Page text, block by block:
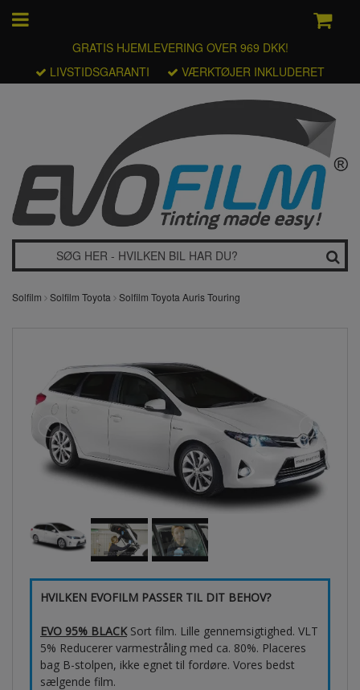
GRATIS HJEMLEVERING OVER 969 DKK!
LIVSTIDSGARANTI
VÆRKTØJER INKLUDERET
Solfilm Solfilm Toyota Solfilm Toyota Auris Touring
HVILKEN EVOFILM PASSER TIL DIT BEHOV?
EVO 95% BLACKSort film. Lille gennemsigtighed. VLT
5% Reducerer varmestråling med ca. 80%. Placeres
bag B-stolpen, ikke egnet til fordøre. Vores bedst
sælgende film.